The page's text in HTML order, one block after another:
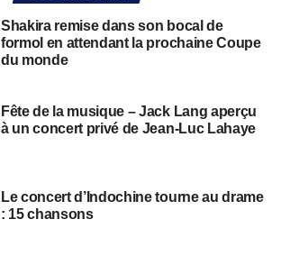
Shakira remise dans son bocal de
formol en attendant la prochaine Coupe
du monde
Fête de la musique – Jack Lang aperçu
à un concert privé de Jean-Luc Lahaye
Le concert d’Indochine tourne au drame
: 15 chansons